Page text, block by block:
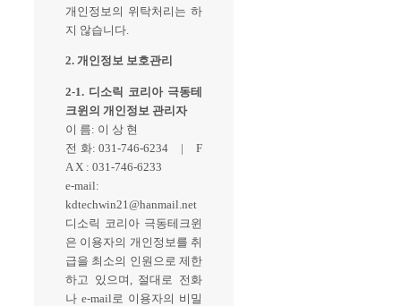
개인정보의 위탁처리는 하
지 않습니다.
2. 개인정보 보호관리
2-1. 디소릭 코리아 극동테
크윈의 개인정보 관리자
이 름: 이 상 현
전 화: 031-746-6234 | F
A X : 031-746-6233
e-mail:
kdtechwin21@hanmail.net
디소릭 코리아 극동테크윈
은 이용자의 개인정보를 취
급을 최소의 인원으로 제한
하고 있으며, 절대로 전화
나 e-mail로 이용자의 비밀